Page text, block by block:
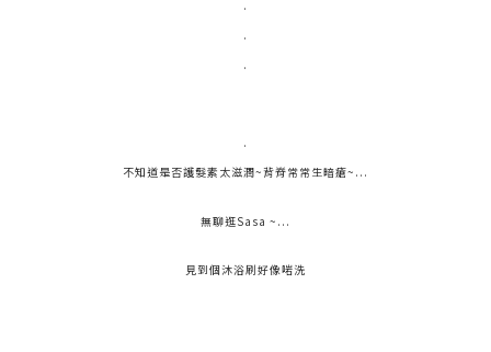
.
.
.
.
不知道是否護髮素太滋潤~背脊常常生暗瘡~...
無聊逛Sasa ~...
見到個沐浴刷好像啱洗